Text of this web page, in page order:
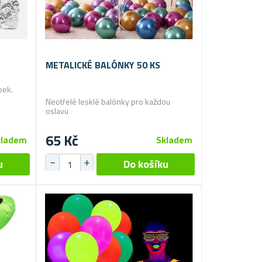
METALICKÉ BALÓNKY 50 KS
Neotřelé lesklé balónky pro každou
oslavu
65 Kč Skladem